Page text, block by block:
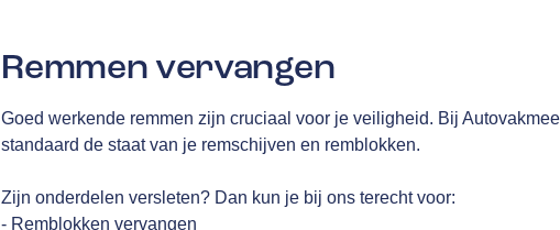
Remmen vervangen
Goed werkende remmen zijn cruciaal voor je veiligheid. Bij
standaard de staat van je remschijven en remblokken.
Zijn onderdelen versleten? Dan kun je bij ons terecht voor:
- Remblokken vervangen